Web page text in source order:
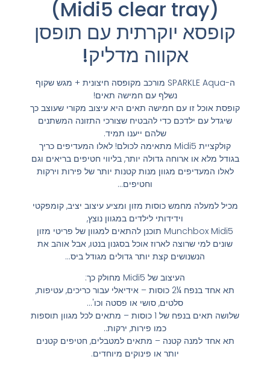
(Midi5 clear tray)
קופסא יוקרתית עם תופסן
אקווה מדליק!
ה-SPARKLE Aqua מורכב מקופסה חיצונית + מגש שקוף
נשלף עם חמישה תאים!
קופסת אוכל זו עם חמישה תאים היא עיצוב מקורי שעוצב כך
שיגדל עם ילדכם כדי להבטיח שצורכי התזונה המשתנים
שלהם ייענו תמיד.
קולקציית Midi5 מתאימה לכולם! לאלו המעדיפים כריך
בגודל מלא או ארוחה גדולה יותר, בליווי חטיפים בריאים וגם
לאלו המעדיפים מגוון מנות קטנות יותר של פירות וירקות
וחטיפים…
מכיל למעלה מחמש כוסות מזון ומציע עיצוב יציב, קומפקטי
וידידותי לילדים במגוון נוצץ,
Munchbox Midi5 תוכנן להתאים למגוון של פריטי מזון
שונים למי שרוצה לארוז אוכל בסגנון בנטו, אבל אוהב את
הנשנושים קצת יותר גדולים מגודל ביס…
העיצוב של Midi5 מחולק כך:
תא אחד בנפח ¼2 כוסות – אידיאלי עבור כריכים, עטיפות,
סלטים, סושי או פסטה וכו'…
שלושה תאים בנפח של 1 כוסות – מתאים לכל מגוון תוספות
כמו פירות, ירקות..
תא אחד למנה קטנה – מתאים למטבלים, חטיפים קטנים
יותר או פינוקים מיוחדים.